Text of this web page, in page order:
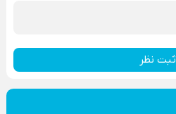
ثبت نظر